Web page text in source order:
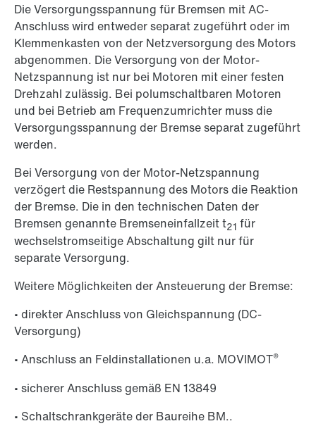
Die Versorgungsspannung für Bremsen mit AC-
Anschluss wird entweder separat zugeführt oder im
Klemmenkasten von der Netzversorgung des Motors
abgenommen. Die Versorgung von der Motor-
Netzspannung ist nur bei Motoren mit einer festen
Drehzahl zulässig. Bei polumschaltbaren Motoren
und bei Betrieb am Frequenzumrichter muss die
Versorgungsspannung der Bremse separat zugeführt
werden.
Bei Versorgung von der Motor-Netzspannung
verzögert die Restspannung des Motors die Reaktion
der Bremse. Die in den technischen Daten der
Bremsen genannte Bremseneinfallzeit t21 für
wechselstromseitige Abschaltung gilt nur für
separate Versorgung.
Weitere Möglichkeiten der Ansteuerung der Bremse:
• direkter Anschluss von Gleichspannung (DC-
Versorgung)
• Anschluss an Feldinstallationen u.a. MOVIMOT®
• sicherer Anschluss gemäß EN 13849
• Schaltschrankgeräte der Baureihe BM..